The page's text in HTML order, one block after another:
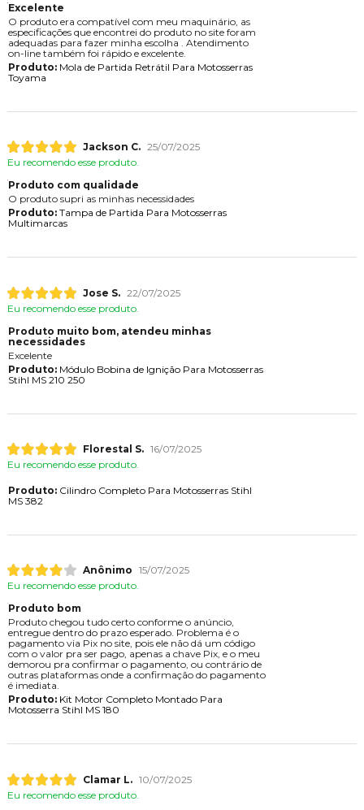
Excelente
O produto era compatível com meu maquinário, as
especificações que encontrei do produto no site foram
adequadas para fazer minha escolha . Atendimento
on-line também foi rápido e excelente.
Produto:Mola de Partida Retrátil Para Motosserras
Toyama
Jackson C. 25/07/2025
Eu recomendo esse produto.
Produto com qualidade
O produto supri as minhas necessidades
Produto:Tampa de Partida Para Motosserras
Multimarcas
Jose S. 22/07/2025
Eu recomendo esse produto.
Produto muito bom, atendeu minhas
necessidades
Excelente
Produto:Módulo Bobina de Ignição Para Motosserras
Stihl MS 210 250
Florestal S. 16/07/2025
Eu recomendo esse produto.
Produto:Cilindro Completo Para Motosserras Stihl
MS 382
Anônimo 15/07/2025
Eu recomendo esse produto.
Produto bom
Produto chegou tudo certo conforme o anúncio,
entregue dentro do prazo esperado. Problema é o
pagamento via Pix no site, pois ele não dá um código
com o valor pra ser pago, apenas a chave Pix, e o meu
demorou pra confirmar o pagamento, ou contrário de
outras plataformas onde a confirmação do pagamento
é imediata.
Produto:Kit Motor Completo Montado Para
Motosserra Stihl MS 180
Clamar L. 10/07/2025
Eu recomendo esse produto.